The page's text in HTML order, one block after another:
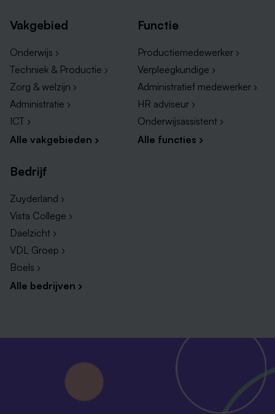
Vakgebied
Onderwijs ›
Techniek & Productie ›
Zorg & welzijn ›
Administratie ›
ICT ›
Alle vakgebieden ›
Functie
Productiemedewerker ›
Verpleegkundige ›
Administratief medewerker ›
HR adviseur ›
Onderwijsassistent ›
Alle functies ›
Bedrijf
Zuyderland ›
Vista College ›
Daelzicht ›
VDL Groep ›
Boels ›
Alle bedrijven ›